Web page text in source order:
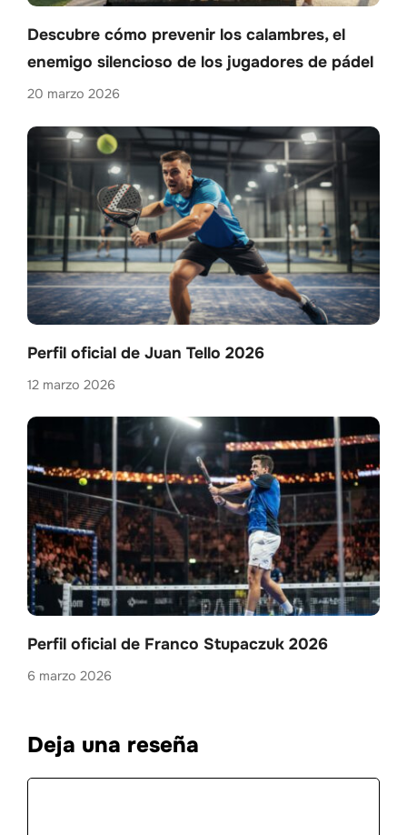
Descubre cómo prevenir los calambres, el
enemigo silencioso de los jugadores de pádel
20 marzo 2026
Perfil oficial de Juan Tello 2026
12 marzo 2026
Perfil oficial de Franco Stupaczuk 2026
6 marzo 2026
Deja una reseña
Comentario